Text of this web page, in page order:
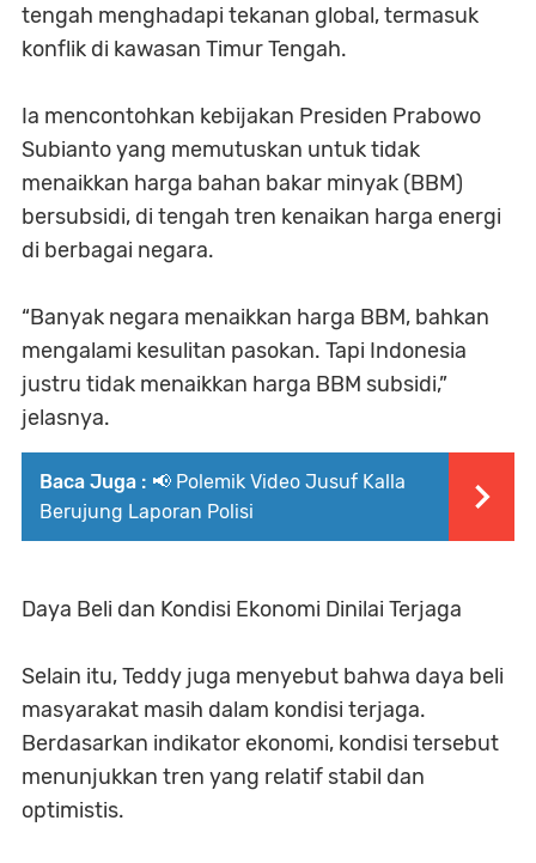
tengah menghadapi tekanan global, termasuk
konflik di kawasan Timur Tengah.
Ia mencontohkan kebijakan Presiden Prabowo
Subianto yang memutuskan untuk tidak
menaikkan harga bahan bakar minyak (BBM)
bersubsidi, di tengah tren kenaikan harga energi
di berbagai negara.
“Banyak negara menaikkan harga BBM, bahkan
mengalami kesulitan pasokan. Tapi Indonesia
justru tidak menaikkan harga BBM subsidi,”
jelasnya.
Baca Juga : 📢 Polemik Video Jusuf Kalla
Berujung Laporan Polisi
Daya Beli dan Kondisi Ekonomi Dinilai Terjaga
Selain itu, Teddy juga menyebut bahwa daya beli
masyarakat masih dalam kondisi terjaga.
Berdasarkan indikator ekonomi, kondisi tersebut
menunjukkan tren yang relatif stabil dan
optimistis.